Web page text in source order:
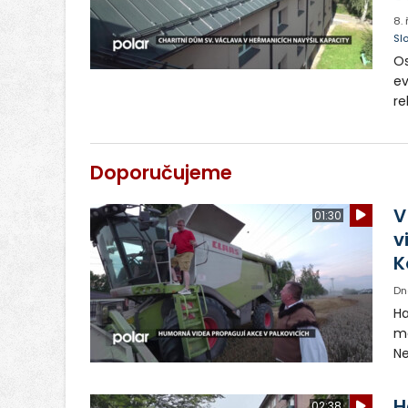
8.
Doporučujeme
01:30